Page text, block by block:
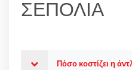
ΣΕΠΟΛΙΑ
Πόσο κοστίζει η